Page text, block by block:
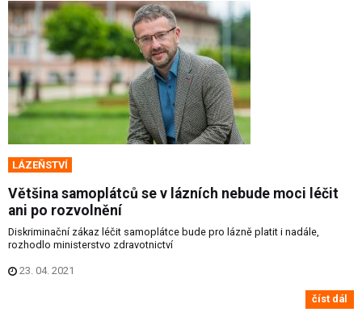
LÁZEŇSTVÍ
Většina samoplátců se v lázních nebude moci léčit
ani po rozvolnění
Diskriminační zákaz léčit samoplátce bude pro lázně platit i nadále,
rozhodlo ministerstvo zdravotnictví
23. 04. 2021
číst dál